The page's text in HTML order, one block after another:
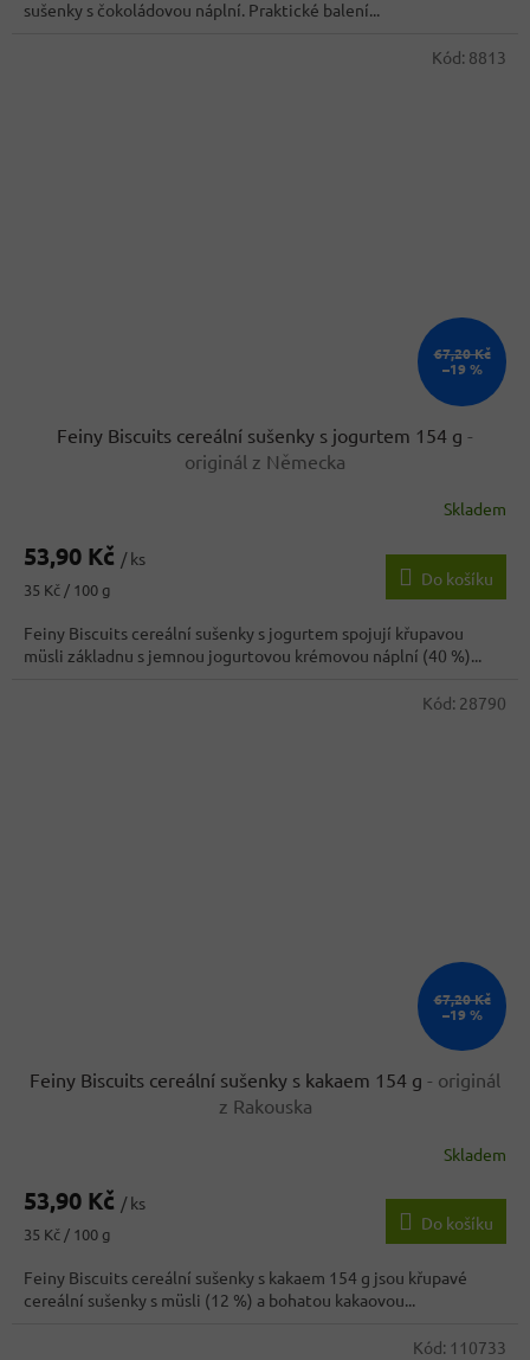
sušenky s čokoládovou náplní. Praktické balení...
67,20 Kč
–19 %
Feiny Biscuits cereální sušenky s jogurtem 154 g -
originál z Německa
Skladem
53,90 Kč / ks
Měrná
35 Kč / 100 g
Do košíku
Feiny Biscuits cereální sušenky s jogurtem spojují křupavou
müsli základnu s jemnou jogurtovou krémovou náplní (40 %)...
Kód: 8813
67,20 Kč
–19 %
Feiny Biscuits cereální sušenky s kakaem 154 g - originál
z Rakouska
Skladem
53,90 Kč / ks
Měrná
35 Kč / 100 g
Do košíku
Feiny Biscuits cereální sušenky s kakaem 154 g jsou křupavé
cereální sušenky s müsli (12 %) a bohatou kakaovou...
Kód: 28790
Kód: 110733